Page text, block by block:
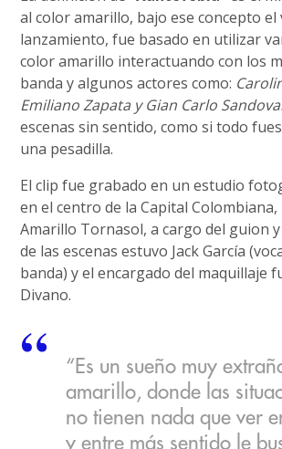
al color amarillo, bajo ese concepto el
lanzamiento, fue basado en utilizar
color amarillo interactuando con los
banda y algunos actores como:
Emiliano Zapata y Gian Carlo
escenas sin sentido, como si todo
una pesadilla.
El clip fue grabado en un estudio
en el centro de la Capital
Amarillo Tornasol, a cargo del guion
de las escenas estuvo Jack García
banda) y el encargado del maquillaje
Divano.
“Es un sueño muy
amarillo, donde las
no tienen nada que ver
y entre más sentido le